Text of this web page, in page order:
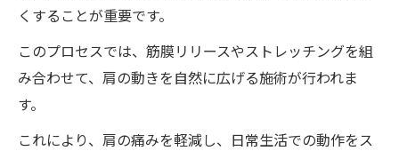
くすることが重要です。
このプロセスでは、筋膜リリースやストレッチングを組
み合わせて、肩の動きを自然に広げる施術が行われま
す。
これにより、肩の痛みを軽減し、日常生活での動作をス